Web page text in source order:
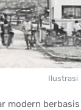
Ilustrasi
modern